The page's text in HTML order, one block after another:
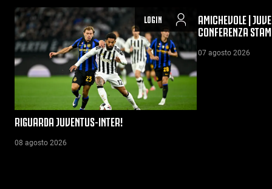
LOGIN
RIGUARDA JUVENTUS-INTER!
08 agosto 2026
AMICHEVOLE |
CONFERENZA
07 agosto 2026